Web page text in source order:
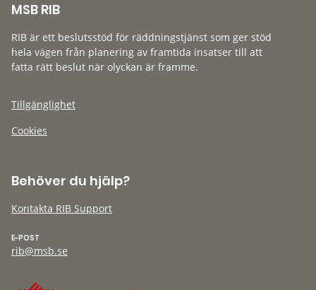
MSB RIB
RIB är ett beslutsstöd för räddningstjänst som ger stöd
hela vägen från planering av framtida insatser till att
fatta rätt beslut när olyckan är framme.
Tillgänglighet
Cookies
Behöver du hjälp?
Kontakta RIB Support
E-POST
rib@msb.se